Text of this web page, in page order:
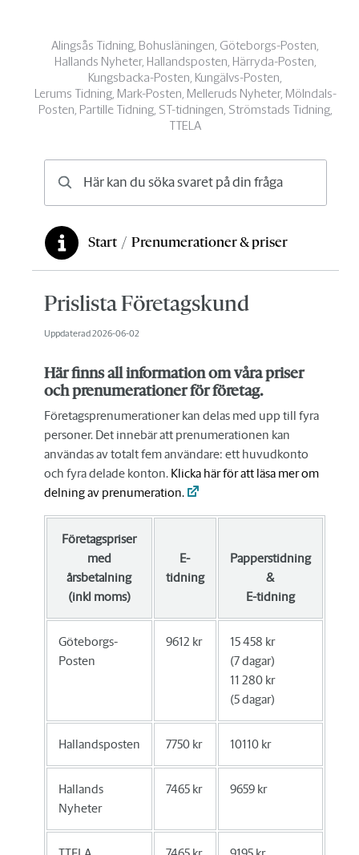
Alingsås Tidning, Bohusläningen, Göteborgs-Posten,
Hallands Nyheter, Hallandsposten, Härryda-Posten,
Kungsbacka-Posten, Kungälvs-Posten,
Lerums Tidning, Mark-Posten, Melleruds Nyheter, Mölndals-
Posten, Partille Tidning, ST-tidningen, Strömstads Tidning,
TTELA